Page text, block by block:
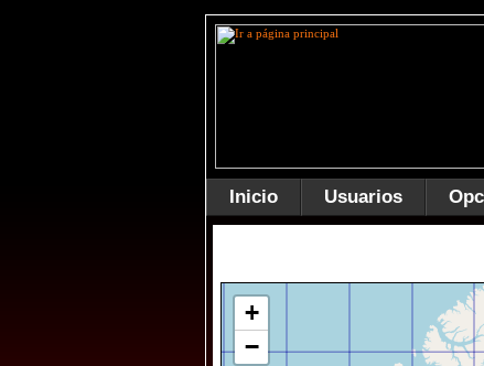
Inicio Usuarios
BR CR DR ER
+
−